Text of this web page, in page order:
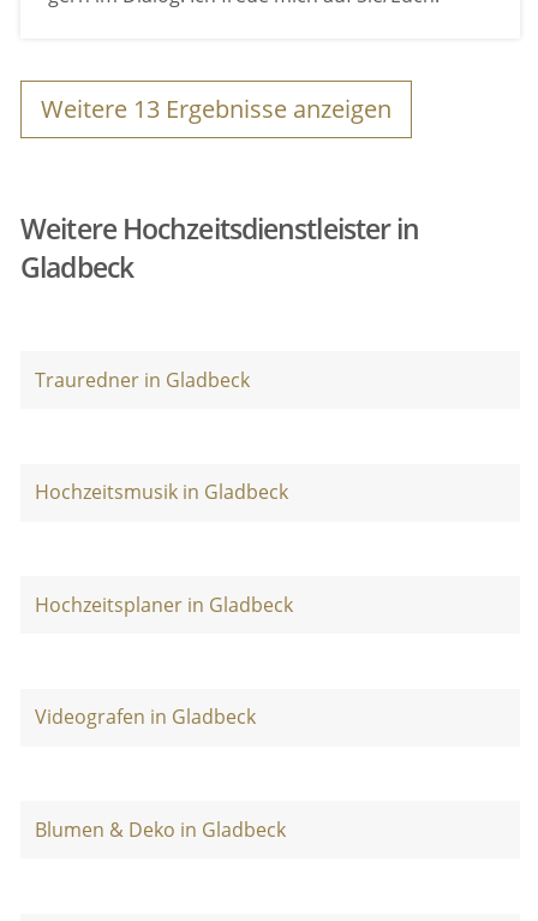
Weitere 13 Ergebnisse anzeigen
Weitere Hochzeitsdienstleister in
Gladbeck
Trauredner in Gladbeck
Hochzeitsmusik in Gladbeck
Hochzeitsplaner in Gladbeck
Videografen in Gladbeck
Blumen & Deko in Gladbeck